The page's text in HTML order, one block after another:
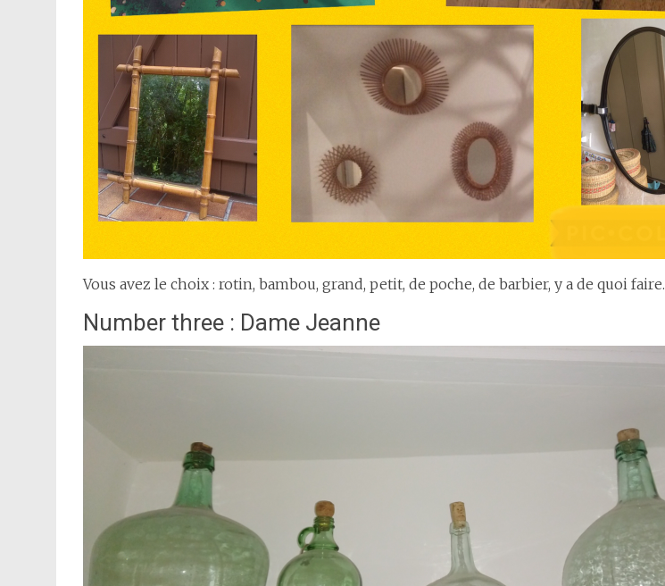
Vous avez le choix : rotin, bambou, grand, petit, de poche, de barbier, y a de quoi faire.
Number three : Dame Jeanne